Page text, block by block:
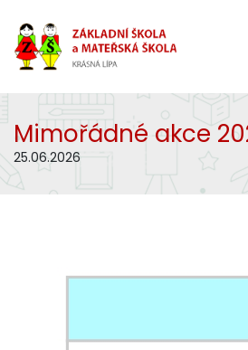
Mimořádné akce
25.06.2026